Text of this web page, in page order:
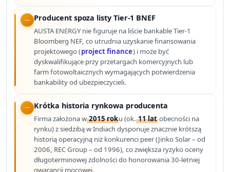
Producent spoza listy Tier-1 BNEF
AUSTA ENERGY nie figuruje na liście bankable Tier-1
Bloomberg NEF, co utrudnia uzyskanie finansowania
projektowego (project finance) i może być
dyskwalifikujące przy przetargach komercyjnych lub
farm fotowoltaicznych wymagających potwierdzenia
bankability od ubezpieczycieli.
Krótka historia rynkowa producenta
Firma założona w2015 roku (ok.11 lat obecności na
rynku) z siedzibą w Indiach dysponuje znacznie krótszą
historią operacyjną niż konkurenci peer (Jinko Solar – od
2006, REC Group – od 1996), co zwiększa ryzyko oceny
długoterminowej zdolności do honorowania 30-letniej
gwarancji mocowej.